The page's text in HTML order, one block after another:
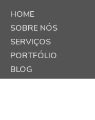
HOME
SOBRE NÓS
SERVIÇOS
PORTFÓLIO
BLOG